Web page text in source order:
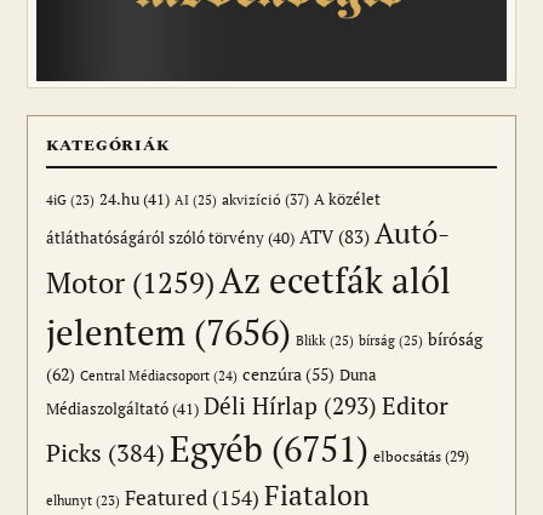
KATEGÓRIÁK
4iG (23) 24.hu(41) AI (25) akvizíció (37) A közélet
átláthatóságáról szóló törvény(40) ATV(83) Autó-
Motor (1259)Az ecetfák alól
jelentem (7656) Blikk (25) bírság (25) bíróság
(62) Central Médiacsoport (24) cenzúra(55) Duna
Médiaszolgáltató(41) Déli Hírlap (293) Editor
Picks (384)Egyéb (6751) elbocsátás (29)
elhunyt (23) Featured (154) Fiatalon